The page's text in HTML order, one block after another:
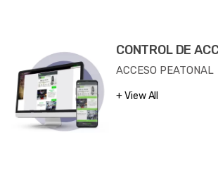
CONTROL DE
ACCESO PEATONAL
View All